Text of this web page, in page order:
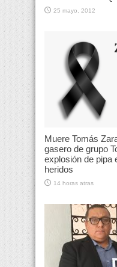
25 mayo, 2012
Muere Tomás
gasero de grupo
explosión de pipa
heridos
14 horas atras